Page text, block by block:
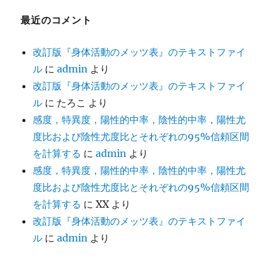
最近のコメント
改訂版『身体活動のメッツ表』のテキストファイ
ル にadmin より
改訂版『身体活動のメッツ表』のテキストファイ
ル に たろこ より
感度，特異度，陽性的中率，陰性的中率，陽性尤
度比および陰性尤度比とそれぞれの95%信頼区間
を計算する にadmin より
感度，特異度，陽性的中率，陰性的中率，陽性尤
度比および陰性尤度比とそれぞれの95%信頼区間
を計算する にXX より
改訂版『身体活動のメッツ表』のテキストファイ
ル にadmin より